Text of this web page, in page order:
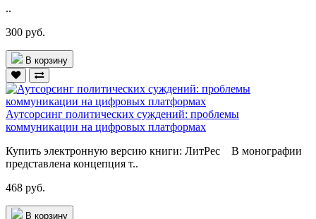
..
300 руб.
В корзину
Аутсорсинг политических суждений: проблемы
коммуникации на цифровых платформах
Купить электронную версию книги: ЛитРес В монографии
представлена концепция т..
468 руб.
В корзину